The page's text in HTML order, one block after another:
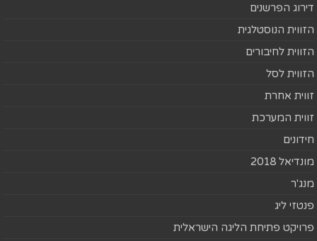
דירוג הפרשנים
הזווית הנוסטלגית
הזווית לחיבורים
הזווית לסל
זווית אחרת
זווית המערכת
חידונים
מונדיאל 2018
מנג'ר
פנטזי ליג
פרויקט פתיחת הליגה הישראלית